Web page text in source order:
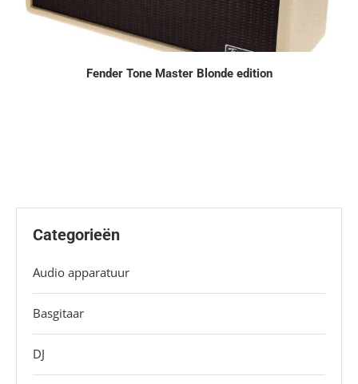
Fender Tone Master Blonde edition
Categorieën
Audio apparatuur
Basgitaar
DJ